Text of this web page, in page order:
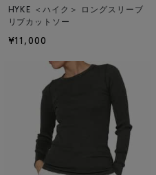
HYKE ＜ハイク＞ ロングスリーブ
リブカットソー
¥11,000